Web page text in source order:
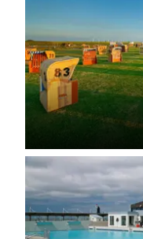
Nordsee
Meer